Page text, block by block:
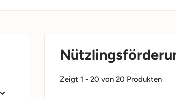
Zeigt 1 - 20 von 20 Produkten